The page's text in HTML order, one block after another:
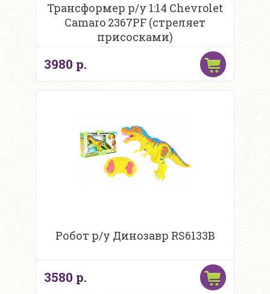
Трансформер р/у 1:14 Chevrolet
Camaro 2367PF (стреляет
присосками)
3980 р.
Робот р/у Динозавр RS6133B
3580 р.